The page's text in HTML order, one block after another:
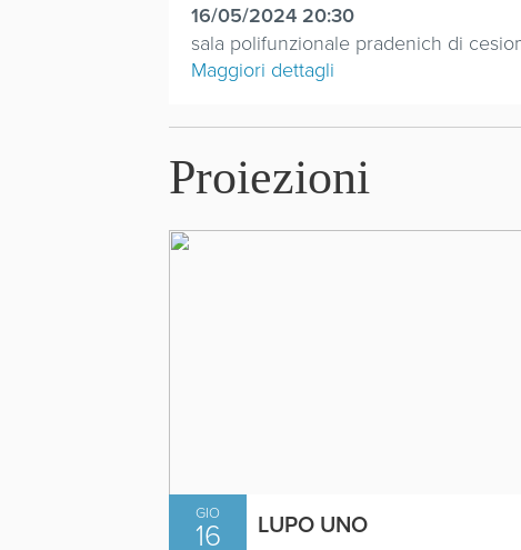
16/05/2024 20:30
sala polifunzionale pradenich di
Maggiori dettagli
Proiezioni
GIO
16 LUPO UNO